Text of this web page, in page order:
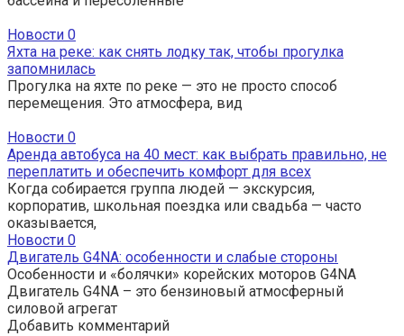
Новости 0
Яхта на реке: как снять лодку так, чтобы прогулка
запомнилась
Прогулка на яхте по реке — это не просто способ
перемещения. Это атмосфера, вид
Новости 0
Аренда автобуса на 40 мест: как выбрать правильно, не
переплатить и обеспечить комфорт для всех
Когда собирается группа людей — экскурсия,
корпоратив, школьная поездка или свадьба — часто
оказывается,
Новости 0
Двигатель G4NA: особенности и слабые стороны
Особенности и «болячки» корейских моторов G4NA
Двигатель G4NA – это бензиновый атмосферный
силовой агрегат
Добавить комментарий